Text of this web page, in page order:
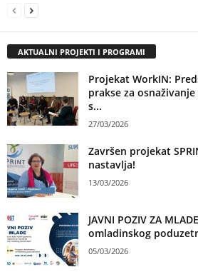
AKTUALNI PROJEKTI I PROGRAMI
Projekat WorkIN:
prakse za
s...
27/03/2026
Završen projekat
nastavlja!
13/03/2026
JAVNI POZIV ZA
omladinskog
05/03/2026